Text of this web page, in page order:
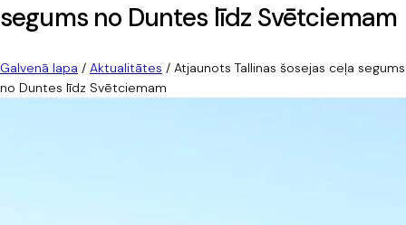
segums no Duntes līdz Svētciemam
Galvenā lapa / Aktualitātes / Atjaunots Tallinas šosejas ceļa segums
no Duntes līdz Svētciemam